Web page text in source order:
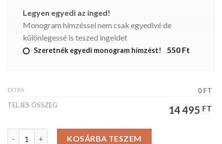
Legyen egyedi az inged!
Monogram hímzéssel nem csak egyedivé de
különlegessé is teszed ingeidet
Szeretnék egyedi monogram hímzést! 550 Ft
EXTRA
0 FT
TELJES ÖSSZEG
14 495 FT
ROYAL férfiing mennyiségKOSÁRBA TESZEM